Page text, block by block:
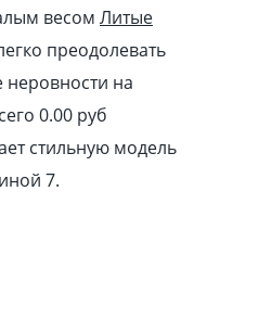
весом Литые
преодолевать
на
0.00 pуб
стильную модель
7.